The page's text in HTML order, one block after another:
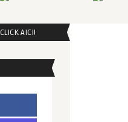
AICI!